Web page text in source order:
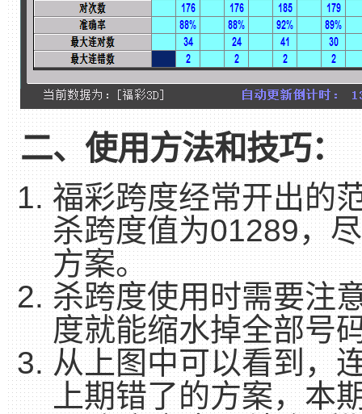
二、使用方法和技巧：
福彩跨度经常开出的
杀跨度值为01289，
方案。
杀跨度使用时需要注
度就能缩水掉全部号
从上图中可以看到，
上期错了的方案，本